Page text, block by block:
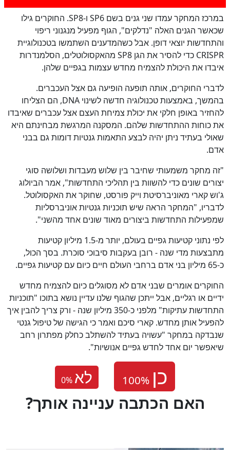
במרכז המחקר עמדו שני גנים בשם SP6 ו-SP8. החוקרים גילו
שכאשר הגנים האלה "נדלקים", הגוף מפעיל מנגנוני ריפוי
והתחדשות יוצאי דופן. אבל כשהמדענים השתמשו בטכנולוגיית
CRISPR כדי להסיר את הגן SP8 מהאקסולוטלים, הסלמנדרות
איבדו את היכולת להצמיח מחדש עצמות בגפיים שלהן.
לדברי החוקרים, אותה תופעה הופיעה גם אצל העכברים.
בהמשך, באמצעות טכנולוגיה חדשה לשינוי DNA, הם הצליחו
להחזיר באופן חלקי את יכולת צמיחת העצם אצל עכברים שאיבדו
את כוחות ההתחדשות שלהם. המסקנה המרגשת מבחינתם היא
שאולי בעתיד ניתן יהיה לבצע התאמות גנטיות דומות גם בבני
אדם.
"זה מחקר משמעותי שחיבר בין שלוש מעבדות ושלושה סוגי
יצורים שונים כדי להשוות בין תהליכי התחדשות", אמר הביולוג
ג'וש קארי מאוניברסיטת וייק פורסט, שחוקר את האקסולוטל.
לדבריו, "המחקר הראה שיש תוכניות גנטיות אוניברסליות
שמפעילות התחדשות ביצורים מאוד שונים אחד מהשני".
לפי נתוני קטיעות גפיים בעולם, יותר מ-1.5 מיליון קטיעות
מתבצעות מדי שנה - רובן בעקבות סיבוכי סוכרת. בסך הכול,
כ-65 מיליון בני אדם ברחבי העולם חיים כיום עם קטיעות גפיים.
החוקרים אומרים שבני אדם לא מסוגלים כיום להצמיח מחדש
ידיים או רגליים, אבל ייתכן שהגוף שלנו עדיין נושא בתוכו "תוכניות
התחדשות עתיקות" מלפני כ-350 מיליון שנה - ורק צריך להבין איך
להפעיל אותן מחדש. קארי סיכם ואמר כי הגישה של טיפול גנטי
שנבדקה במחקר "עשויה בעתיד להשתלב כחלק מפתרון רחב
שיאפשר יום אחד לחדש גפיים אנושיות".
0% לא
כן
?האם הכתבה עניינה אותך